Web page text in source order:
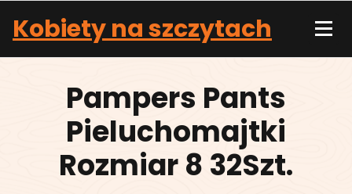
content
Kobiety na szczytach
Pampers Pants
Pieluchomajtki
Rozmiar 8 32Szt.